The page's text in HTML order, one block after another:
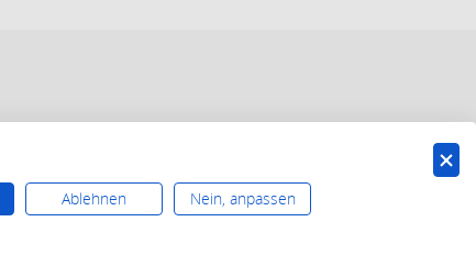
Ablehnen Nein, anpassen